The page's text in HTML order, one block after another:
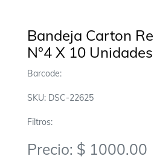
Bandeja Carton
N°4 X 10 Unidades
Barcode:
SKU: DSC-22625
Filtros:
Precio: $ 1000.00